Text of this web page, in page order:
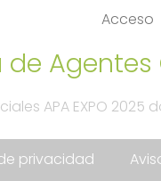
Acceso
Agentes
APA EXPO 2025
privacidad